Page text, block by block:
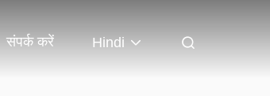
संपर्क करें Hindi